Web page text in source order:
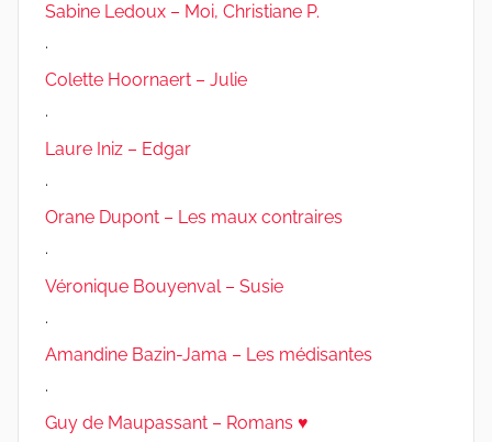
Sabine Ledoux – Moi, Christiane P.
.
Colette Hoornaert – Julie
.
Laure Iniz – Edgar
.
Orane Dupont – Les maux contraires
.
Véronique Bouyenval – Susie
.
Amandine Bazin-Jama – Les médisantes
.
Guy de Maupassant – Romans ♥